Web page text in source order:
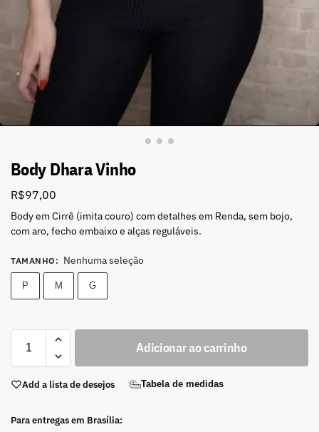
Body Dhara Vinho
R$97,00
Body em Cirrê (imita couro) com detalhes em Renda, sem bojo,
com aro, fecho embaixo e alças reguláveis.
TAMANHO : Nenhuma seleção
P M G
Adicionar ao carrinho
Add a lista de desejos Tabela de medidas
Para entregas em Brasília: